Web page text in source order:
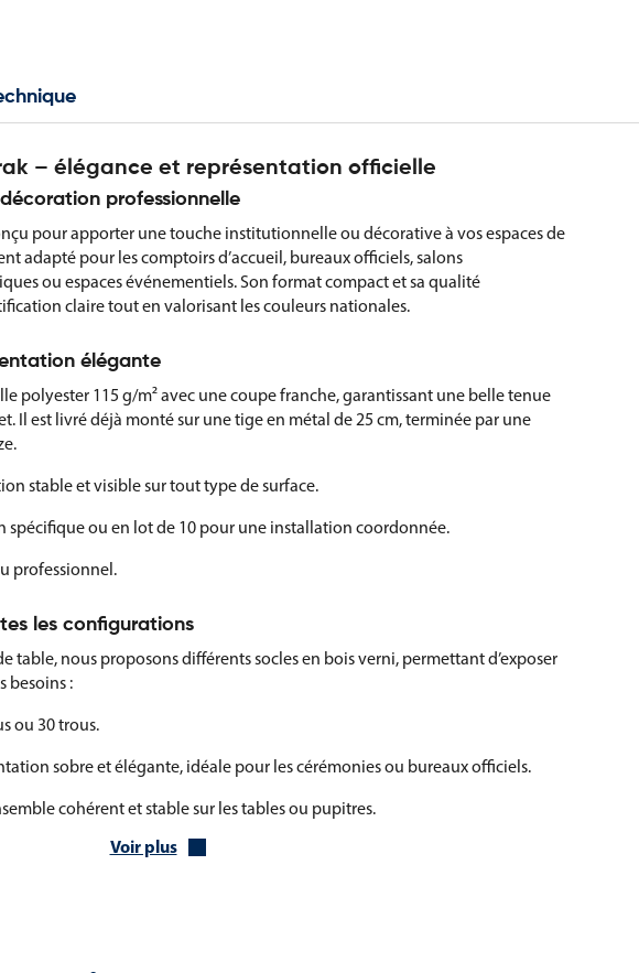
– élégance et représentation officielle
professionnelle
pour apporter une touche institutionnelle ou décorative à vos espaces de
adapté pour les comptoirs d’accueil, bureaux officiels, salons
ou espaces événementiels. Son format compact et sa qualité
claire tout en valorisant les couleurs nationales.
élégante
polyester 115 g/m² avec une coupe franche, garantissant une belle tenue
Il est livré déjà monté sur une tige en métal de 25 cm, terminée par une
stable et visible sur tout type de surface.
spécifique ou en lot de 10 pour une installation coordonnée.
professionnel.
les configurations
table, nous proposons différents socles en bois verni, permettant d’exposer
besoins :
ou 30 trous.
sobre et élégante, idéale pour les cérémonies ou bureaux officiels.
cohérent et stable sur les tables ou pupitres.
Voir plus